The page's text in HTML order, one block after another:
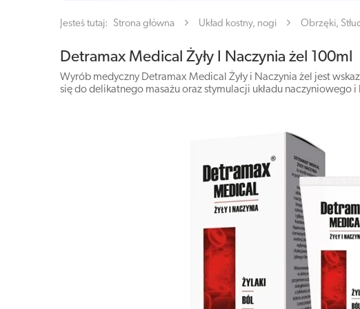
Jesteś tutaj: Strona główna Układ kostny, nogi Obrzęki,
Detramax Medical Żyły I Naczynia żel 100ml
Wyrób medyczny Detramax Medical Żyły i Naczynia żel jest
się do delikatnego masażu oraz stymulacji układu naczyniowego